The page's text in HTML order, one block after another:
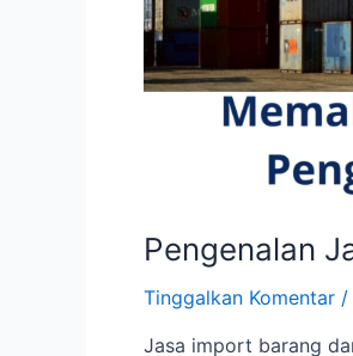
Pengenalan
Tinggalkan Komentar /
Jasa import barang